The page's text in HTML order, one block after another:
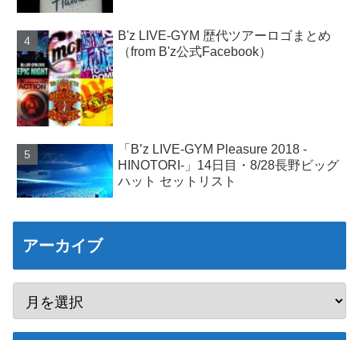
B'z LIVE-GYM 歴代ツアーロゴまとめ
（from B'z公式Facebook）
「B’z LIVE-GYM Pleasure 2018 -
HINOTORI-」14日目・8/28長野ビッグ
ハット セットリスト
アーカイブ